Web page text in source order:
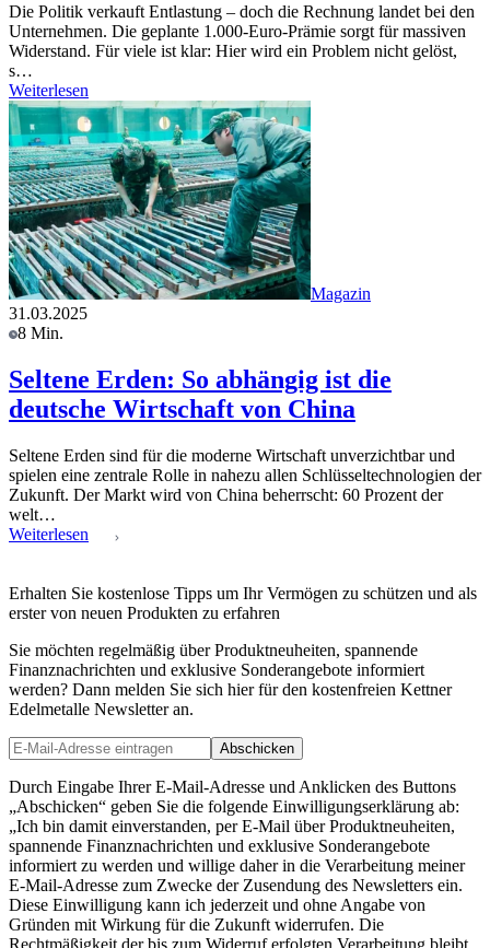
Die Politik verkauft Entlastung – doch die Rechnung landet bei den
Unternehmen. Die geplante 1.000-Euro-Prämie sorgt für massiven
Widerstand. Für viele ist klar: Hier wird ein Problem nicht gelöst,
s…
Weiterlesen
Magazin
31.03.2025
8 Min.
Seltene Erden: So abhängig ist die
deutsche Wirtschaft von China
Seltene Erden sind für die moderne Wirtschaft unverzichtbar und
spielen eine zentrale Rolle in nahezu allen Schlüsseltechnologien der
Zukunft. Der Markt wird von China beherrscht: 60 Prozent der
welt…
Weiterlesen
Erhalten Sie kostenlose Tipps um Ihr Vermögen zu schützen und als
erster von neuen Produkten zu erfahren
Sie möchten regelmäßig über Produktneuheiten, spannende
Finanznachrichten und exklusive Sonderangebote informiert
werden? Dann melden Sie sich hier für den kostenfreien Kettner
Edelmetalle Newsletter an.
Abschicken
Durch Eingabe Ihrer E-Mail-Adresse und Anklicken des Buttons
„Abschicken“ geben Sie die folgende Einwilligungserklärung ab:
„Ich bin damit einverstanden, per E-Mail über Produktneuheiten,
spannende Finanznachrichten und exklusive Sonderangebote
informiert zu werden und willige daher in die Verarbeitung meiner
E-Mail-Adresse zum Zwecke der Zusendung des Newsletters ein.
Diese Einwilligung kann ich jederzeit und ohne Angabe von
Gründen mit Wirkung für die Zukunft widerrufen. Die
Rechtmäßigkeit der bis zum Widerruf erfolgten Verarbeitung bleibt